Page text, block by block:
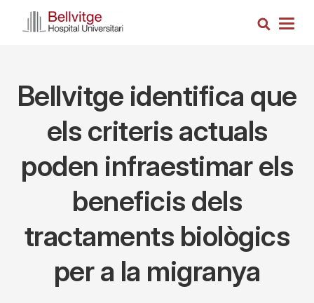
Search
Bellvitge identifica que
els criteris actuals
poden infraestimar els
beneficis dels
tractaments biològics
per a la migranya